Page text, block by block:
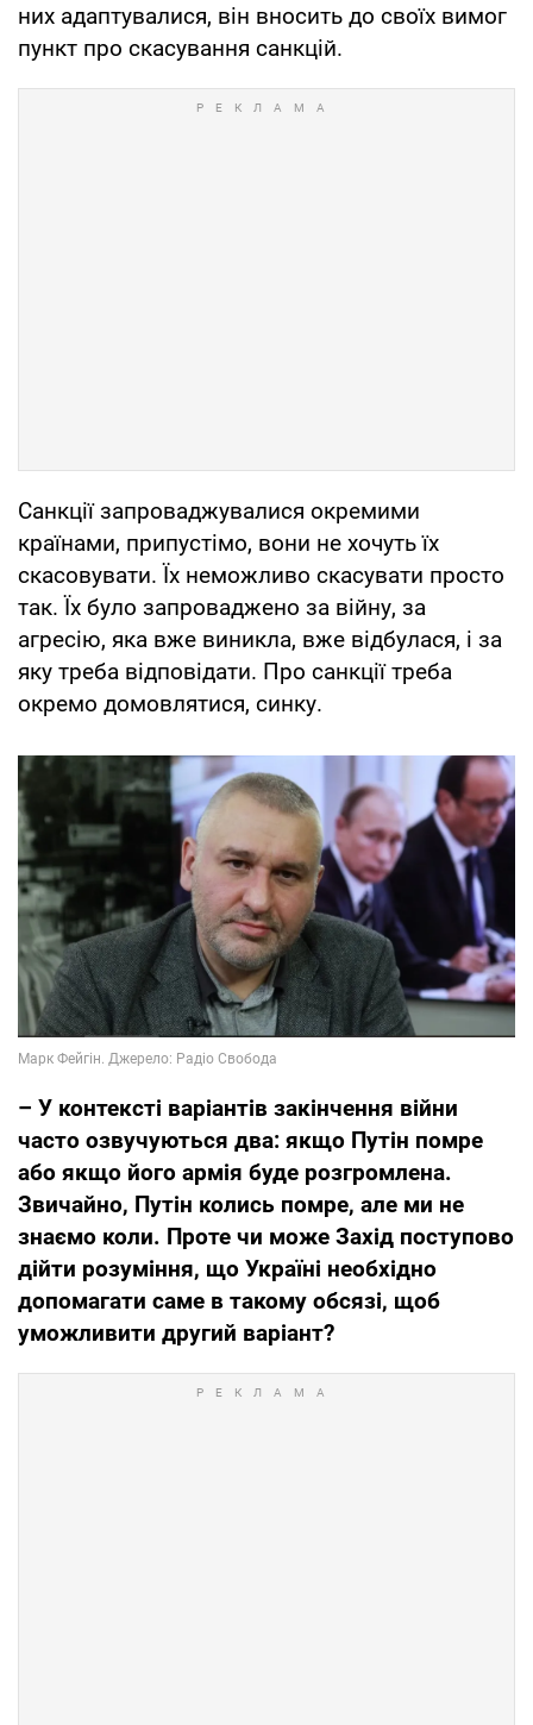
них адаптувалися, він вносить до своїх вимог
пункт про скасування санкцій.
Санкції запроваджувалися окремими
країнами, припустімо, вони не хочуть їх
скасовувати. Їх неможливо скасувати просто
так. Їх було запроваджено за війну, за
агресію, яка вже виникла, вже відбулася, і за
яку треба відповідати. Про санкції треба
окремо домовлятися, синку.
– У контексті варіантів закінчення війни
часто озвучуються два: якщо Путін помре
або якщо його армія буде розгромлена.
Звичайно, Путін колись помре, але ми не
знаємо коли. Проте чи може Захід поступово
дійти розуміння, що Україні необхідно
допомагати саме в такому обсязі, щоб
уможливити другий варіант?